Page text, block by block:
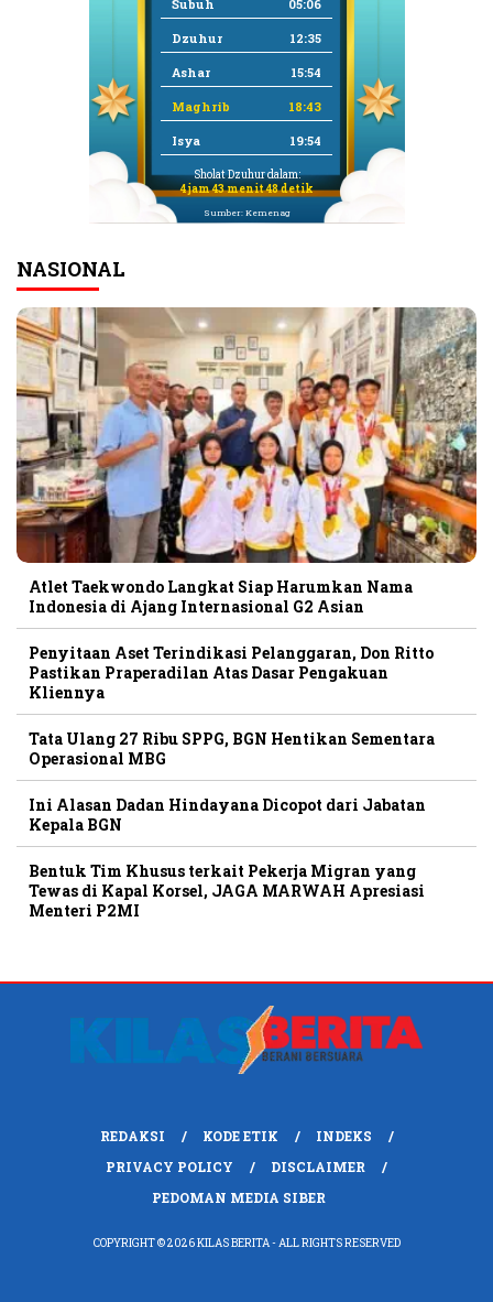
Subuh 05:06
Dzuhur 12:35
Ashar 15:54
Maghrib 18:43
Isya 19:54
Sholat Dzuhur dalam:
4 jam 43 menit 47 detik
Sumber: Kemenag
NASIONAL
Atlet Taekwondo Langkat Siap Harumkan Nama
Indonesia di Ajang Internasional G2 Asian
Penyitaan Aset Terindikasi Pelanggaran, Don Ritto
Pastikan Praperadilan Atas Dasar Pengakuan
Kliennya
Tata Ulang 27 Ribu SPPG, BGN Hentikan Sementara
Operasional MBG
Ini Alasan Dadan Hindayana Dicopot dari Jabatan
Kepala BGN
Bentuk Tim Khusus terkait Pekerja Migran yang
Tewas di Kapal Korsel, JAGA MARWAH Apresiasi
Menteri P2MI
REDAKSI KODE ETIK
INDEKS
PRIVACY POLICY
DISCLAIMER
PEDOMAN MEDIA SIBER
COPYRIGHT © 2026 KILAS BERITA - ALL RIGHTS RESERVED